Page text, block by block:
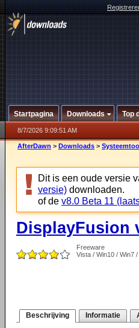
Startpagina Downloads Top
8/7/2026 9:09:51 AM
AfterDawn > Downloads >
Dit is een oude versie
versie) downloaden.
of de v8.0 Beta 11
DisplayFusion
Freeware
Vista / Win10 / Win7
Beschrijving Informatie